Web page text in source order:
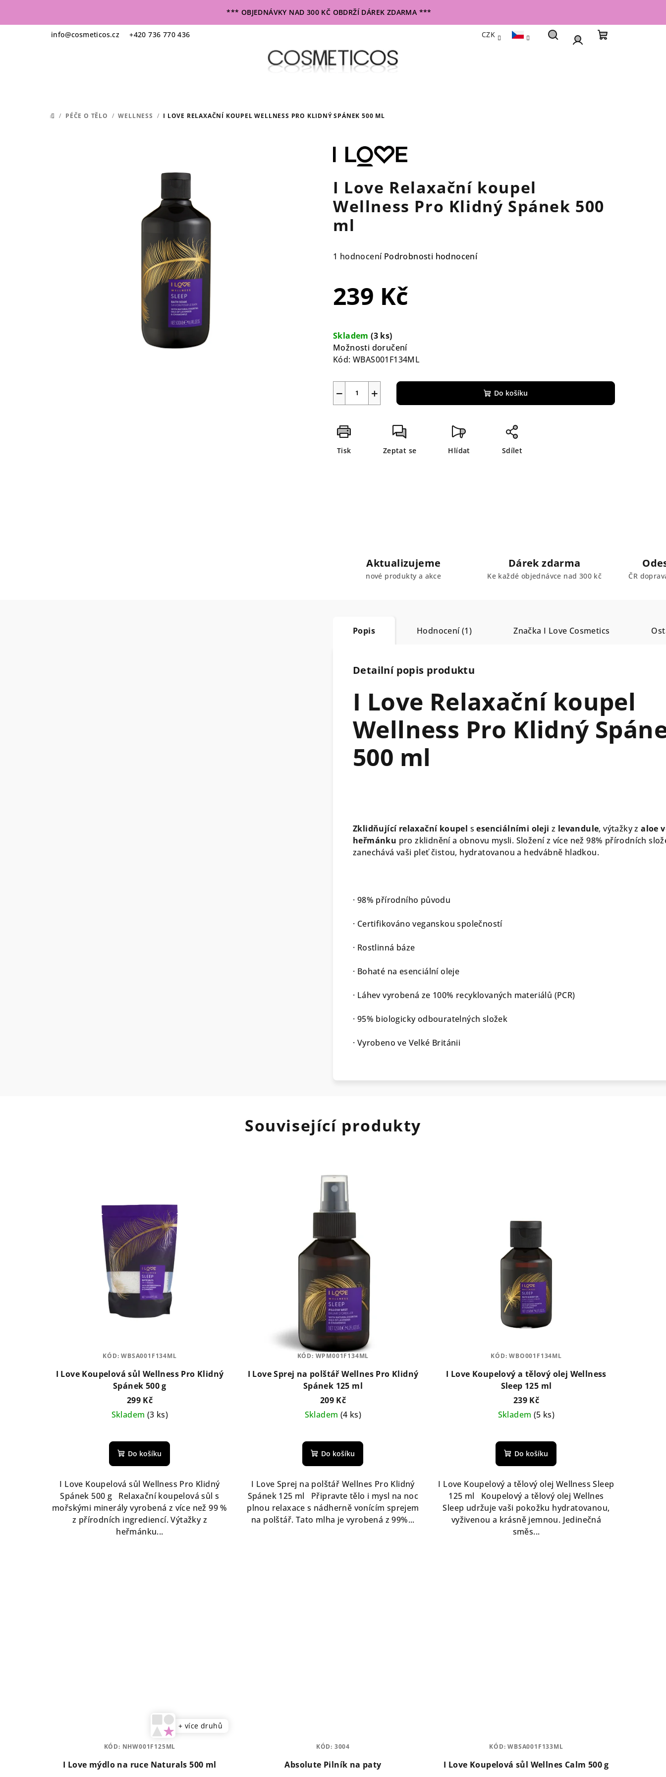
*** OBJEDNÁVKY NAD 300 KČ OBDRŽÍ DÁREK ZDARMA ***
info@cosmeticos.cz +420 736 770 436 CZK
Hledat
DOMŮ
/ PÉČE O TĚLO / WELLNESS / I LOVE RELAXAČNÍ KOUPEL WELLNESS PRO KLIDNÝ SPÁNEK 500 ML
I Love Relaxační koupel
Wellness Pro Klidný Spánek 500
ml
Průměrné
je
5,0
hvězdiček.
1 hodnocení Podrobnosti hodnocení
239 Kč
cena:
Skladem(3 ks)
Možnosti doručení
Kód: WBAS001F134ML
+
− Do košíku
Tisk Zeptat se Hlídat Sdílet
Aktualizujeme
nové produkty a akce
Dárek zdarma
Ke každé objednávce nad 300 kč ČR
Popis Hodnocení (1) Značka I Love Cosmetics
Detailní popis produktu
I Love Relaxační koupel
Wellness Pro Klidný
500 ml
Zklidňující relaxační koupel sesenciálními oleji z levandule, výtažky zaloe
heřmánku pro zklidnění a obnovu mysli. Složení z více než 98% přírodních
zanechává vaši pleť čistou, hydratovanou a hedvábně hladkou.
· 98% přírodního původu
· Certifikováno veganskou společností
· Rostlinná báze
· Bohaté na esenciální oleje
· Láhev vyrobená ze 100% recyklovaných materiálů (PCR)
· 95% biologicky odbouratelných složek
· Vyrobeno ve Velké Británii
Související produkty
I Love Koupelová sůl Wellness Pro Klidný
Spánek 500 g
299 Kč
Skladem (3 ks)
Do košíku
I Love Koupelová sůl Wellness Pro Klidný
Spánek 500 g Relaxační koupelová sůl s
mořskými minerály vyrobená z více než 99 %
z přírodních ingrediencí. Výtažky z
heřmánku...
KÓD:WBSA001F134ML
I Love Sprej na polštář Wellnes Pro Klidný
Spánek 125 ml
209 Kč
Skladem (4 ks)
Do košíku
I Love Sprej na polštář Wellnes Pro Klidný
Spánek 125 ml Připravte tělo i mysl na noc
plnou relaxace s nádherně vonícím sprejem
na polštář. Tato mlha je vyrobená z 99%...
KÓD: WPM001F134ML
I Love Koupelový a tělový olej Wellness
Sleep 125 ml
239 Kč
Skladem (5 ks)
Do košíku
I Love Koupelový a tělový olej Wellness Sleep
125 ml Koupelový a tělový olej Wellnes
Sleep udržuje vaši pokožku hydratovanou,
vyživenou a krásně jemnou. Jedinečná
směs...
KÓD:WBO001F134ML
+ více druhů
I Love mýdlo na ruce Naturals 500 ml
KÓD: NHW001F125ML
Absolute Pilník na paty
KÓD: 3004
I Love Koupelová sůl Wellnes Calm 500 g
KÓD:WBSA001F133ML